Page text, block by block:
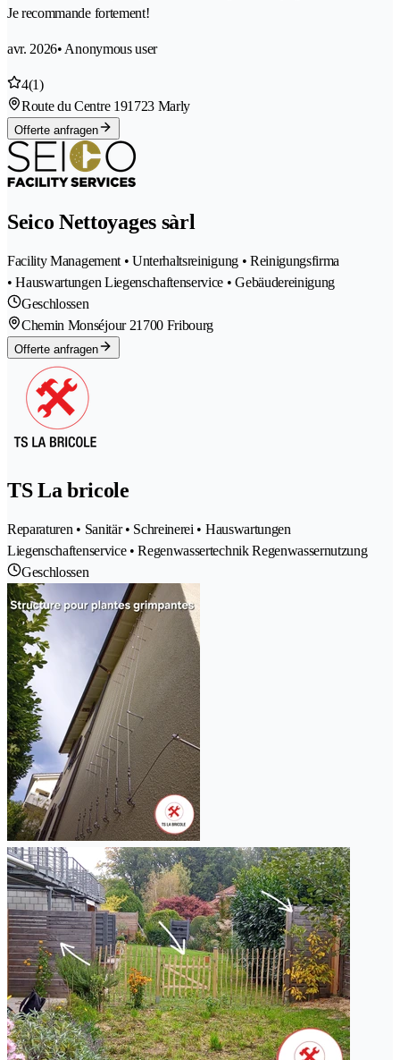
Je recommande fortement!
avr. 2026• Anonymous user
4(1)
Route du Centre 191723 Marly
Offerte anfragen
Seico Nettoyages sàrl
Facility Management • Unterhaltsreinigung • Reinigungsfirma
• Hauswartungen Liegenschaftenservice • Gebäudereinigung
Geschlossen
Chemin Monséjour 21700 Fribourg
Offerte anfragen
TS La bricole
Reparaturen • Sanitär • Schreinerei • Hauswartungen
Liegenschaftenservice • Regenwassertechnik Regenwassernutzung
Geschlossen